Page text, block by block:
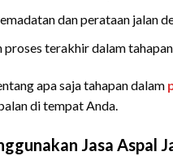
dan perataan jalan
terakhir dalam
apa saja tahapan dalam
di tempat Anda.
Jasa Aspal